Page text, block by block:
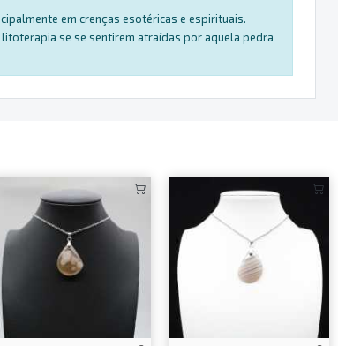
em crenças esotéricas e espirituais.
se se sentirem atraídas por aquela pedra